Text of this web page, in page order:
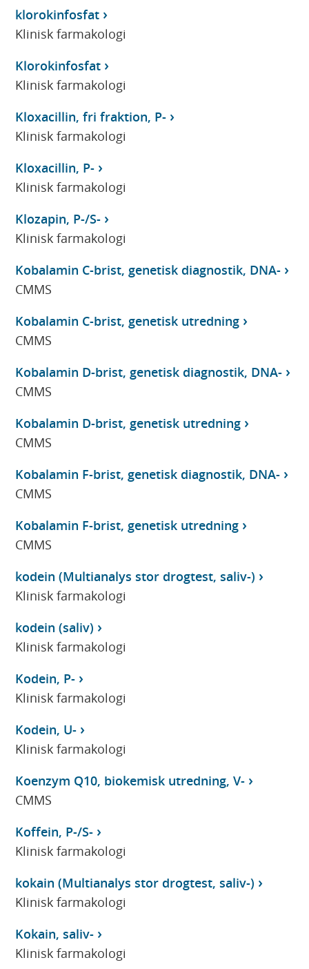
klorokinfosfat
Klinisk farmakologi
Klorokinfosfat
Klinisk farmakologi
Kloxacillin, fri fraktion, P-
Klinisk farmakologi
Kloxacillin, P-
Klinisk farmakologi
Klozapin, P-/S-
Klinisk farmakologi
Kobalamin C-brist, genetisk diagnostik, DNA-
CMMS
Kobalamin C-brist, genetisk utredning
CMMS
Kobalamin D-brist, genetisk diagnostik, DNA-
CMMS
Kobalamin D-brist, genetisk utredning
CMMS
Kobalamin F-brist, genetisk diagnostik, DNA-
CMMS
Kobalamin F-brist, genetisk utredning
CMMS
kodein (Multianalys stor drogtest, saliv-)
Klinisk farmakologi
kodein (saliv)
Klinisk farmakologi
Kodein, P-
Klinisk farmakologi
Kodein, U-
Klinisk farmakologi
Koenzym Q10, biokemisk utredning, V-
CMMS
Koffein, P-/S-
Klinisk farmakologi
kokain (Multianalys stor drogtest, saliv-)
Klinisk farmakologi
Kokain, saliv-
Klinisk farmakologi